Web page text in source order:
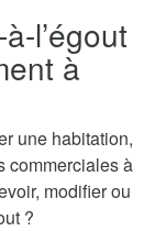
l’égout
à
une habitation,
commerciales à
modifier ou
?